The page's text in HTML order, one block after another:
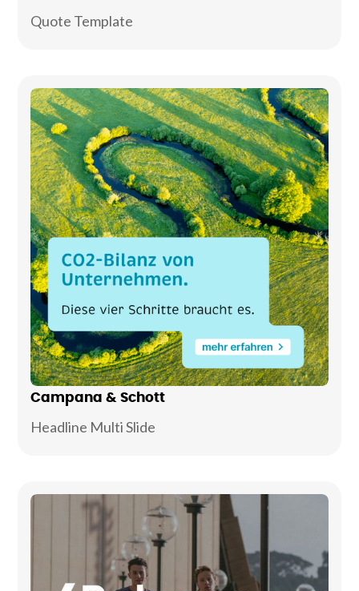
Quote Template
Campana & Schott
Headline Multi Slide